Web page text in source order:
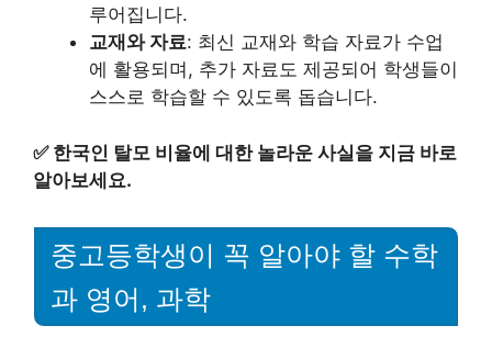
루어집니다.
교재와 자료: 최신 교재와 학습 자료가 수업
에 활용되며, 추가 자료도 제공되어 학생들이
스스로 학습할 수 있도록 돕습니다.
✅ 한국인 탈모 비율에 대한 놀라운 사실을 지금 바로
알아보세요.
중고등학생이 꼭 알아야 할 수학
과 영어, 과학